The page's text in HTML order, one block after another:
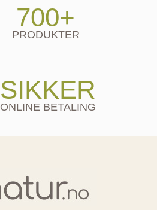
700+
PRODUKTER
SIKKER
ONLINE BETALING